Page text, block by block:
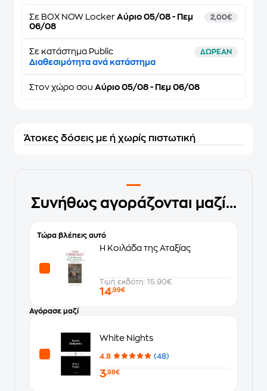
Σε BOX NOW Locker Αύριο 05/08 - Πεμ
06/08
2,00€
Σε κατάστημα Public ΔΩΡΕΑΝ
Διαθεσιμότητα ανά κατάστημα
Στον χώρο σου Αύριο 05/08 - Πεμ 06/08
Άτοκες δόσεις με ή χωρίς πιστωτική
Συνήθως αγοράζονται μαζί...
Τώρα βλέπεις αυτό
Η Κοιλάδα της Αταξίας
Τιμή εκδότη: 15.90€
14,99€
Αγόρασε μαζί
White Nights
4.8 (48)
3,98€